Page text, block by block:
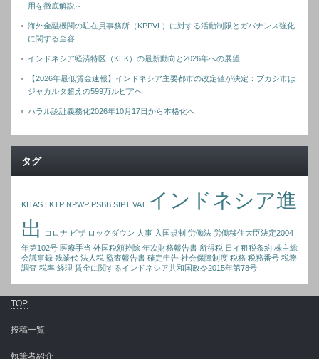
用を徹底解説～
海外金融機関の駐在員事務所（KPPVL）に対する活動制限とガバナンス強化
に関する全容
インドネシア経済特区（KEK）の最新動向と2026年への展望
【2026年最低賃金速報】インドネシア主要都市の改定値が決定：ブカシ市は
ジャカルタ超えの599万ルピアへ
ハラル認証義務化2026年10月17日から本格化へ
タグ
KITAS LKTP NPWP PSBB SIPT VAT インドネシア進
出
コロナ ビザ ロックダウン 人事 入国規制 労働法 労働移住大臣決定2004
年第102号 医療手当 外国税額控除 年次財務報告書 所得税 日イ租税条約 株主総
会議事録 残業代 法人税 監査報告書 確定申告 社会保障制度 税務 税務番号 税務
調査 税率 経理 賃金に関するインドネシア共和国政令2015年第78号
TOP
投稿一覧
執筆者紹介